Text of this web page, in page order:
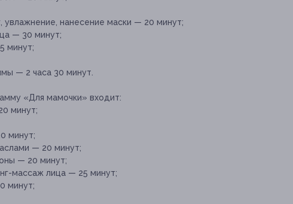
увлажнение, нанесение маски — 20 минут;
— 30 минут;
минут;
— 2 часа 30 минут.
«Для мамочки» входит:
минут;
минут;
— 20 минут;
— 20 минут;
массаж лица — 25 минут;
минут;